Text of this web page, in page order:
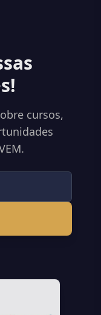
cursos,